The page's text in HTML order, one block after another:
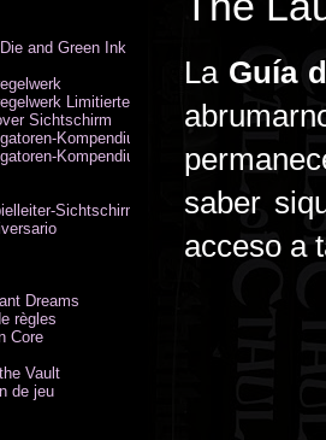
La Guía
saber
acceso a
and Green Ink
Limitierte Edition
Sichtschirm
Kompendium
Kompendium Limitierte Edition
Sichtschirm
Dreams
règles
Core
Vault
de jeu